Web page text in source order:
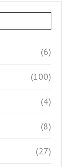
(6)
(100)
(4)
(8)
(27)